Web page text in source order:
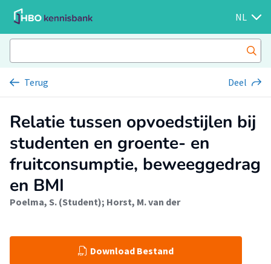
NL
Terug Deel
Relatie tussen opvoedstijlen bij
studenten en groente- en
fruitconsumptie, beweeggedrag
en BMI
Poelma, S. (Student); Horst, M. van der
Download Bestand